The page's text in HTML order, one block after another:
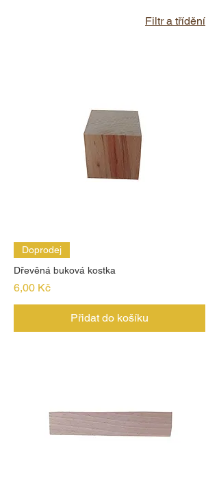
Filtr a třídění
Doprodej
Dřevěná buková kostka
Cena
6,00 Kč
Přidat do košíku